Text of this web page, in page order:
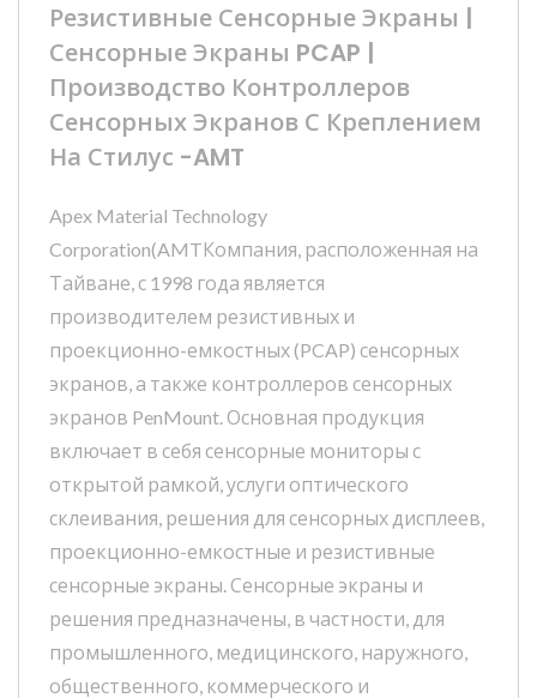
Резистивные Сенсорные Экраны |
Сенсорные Экраны PCAP |
Производство Контроллеров
Сенсорных Экранов С Креплением
На Стилус -AMT
Apex Material Technology
Corporation(AMTКомпания, расположенная на
Тайване, с 1998 года является
производителем резистивных и
проекционно-емкостных (PCAP) сенсорных
экранов, а также контроллеров сенсорных
экранов PenMount. Основная продукция
включает в себя сенсорные мониторы с
открытой рамкой, услуги оптического
склеивания, решения для сенсорных дисплеев,
проекционно-емкостные и резистивные
сенсорные экраны. Сенсорные экраны и
решения предназначены, в частности, для
промышленного, медицинского, наружного,
общественного, коммерческого и